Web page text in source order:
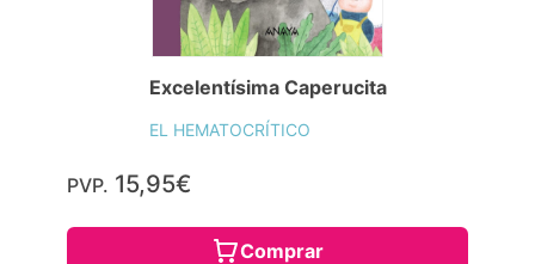
Excelentísima Caperucita
EL HEMATOCRÍTICO
PVP. 15,95€
Comprar